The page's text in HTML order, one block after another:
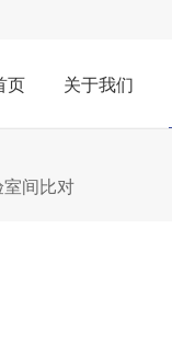
页 关于我们
间比对